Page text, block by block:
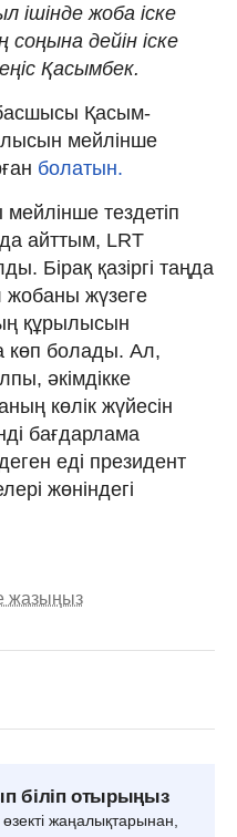
ішінде жоба іске
дейін іске
Қасымбек.
Қасым-
мейлінше
болатын.
тездетіп
айттым, LRT
Бірақ қазіргі таңда
жүзеге
құрылысын
көп болады. Ал,
әкімдікке
көлік жүйесін
бағдарлама
еді президент
жөніндегі
жазыңыз
біліп отырыңыз
жаңалықтарынан,